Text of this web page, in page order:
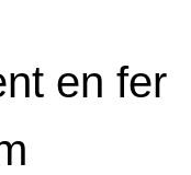
en fer